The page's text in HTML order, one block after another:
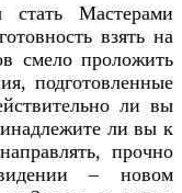
Мастерами
взять на
смело проложить
подготовленные
ли вы
ли вы к
прочно
– новом